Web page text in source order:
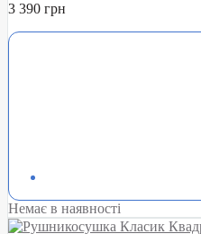
3 390 грн
Немає в наявності